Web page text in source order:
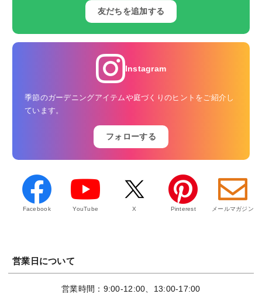
友だちを追加する
Instagram
季節のガーデニングアイテムや庭づくりのヒントをご紹介し
ています。
フォローする
Facebook YouTube X Pinterest メールマガジン
営業日について
営業時間：9:00-12:00、13:00-17:00